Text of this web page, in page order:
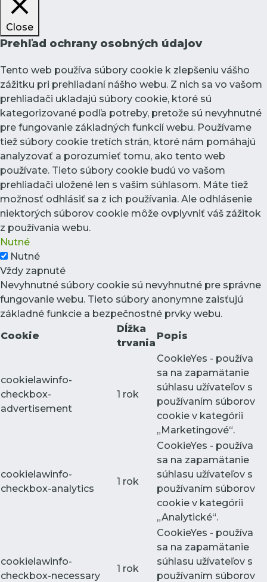
Close
Prehľad ochrany osobných údajov
Tento web používa súbory cookie k zlepšeniu vášho
zážitku pri prehliadaní nášho webu. Z nich sa vo vašom
prehliadači ukladajú súbory cookie, ktoré sú
kategorizované podľa potreby, pretože sú nevyhnutné
pre fungovanie základných funkcií webu. Používame
tiež súbory cookie tretích strán, ktoré nám pomáhajú
analyzovať a porozumieť tomu, ako tento web
používate. Tieto súbory cookie budú vo vašom
prehliadači uložené len s vašim súhlasom. Máte tiež
možnosť odhlásiť sa z ich používania. Ale odhlásenie
niektorých súborov cookie môže ovplyvniť váš zážitok
z používania webu.
Nutné
Nutné
Vždy zapnuté
Nevyhnutné súbory cookie sú nevyhnutné pre správne
fungovanie webu. Tieto súbory anonymne zaisťujú
základné funkcie a bezpečnostné prvky webu.
Cookie
Dĺžka
trvania
Popis
cookielawinfo-
checkbox-
advertisement
1 rok
CookieYes - používa
sa na zapamätanie
súhlasu užívateľov s
používaním súborov
cookie v kategórii
„Marketingové“.
cookielawinfo-
checkbox-analytics
1 rok
CookieYes - používa
sa na zapamätanie
súhlasu užívateľov s
používaním súborov
cookie v kategórii
„Analytické“.
cookielawinfo-
checkbox-necessary
1 rok
CookieYes - používa
sa na zapamätanie
súhlasu užívateľov s
používaním súborov